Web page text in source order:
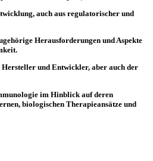
auch aus regulatorischer und
Herausforderungen und Aspekte
und Entwickler, aber auch der
im Hinblick auf deren
biologischen Therapieansätze und